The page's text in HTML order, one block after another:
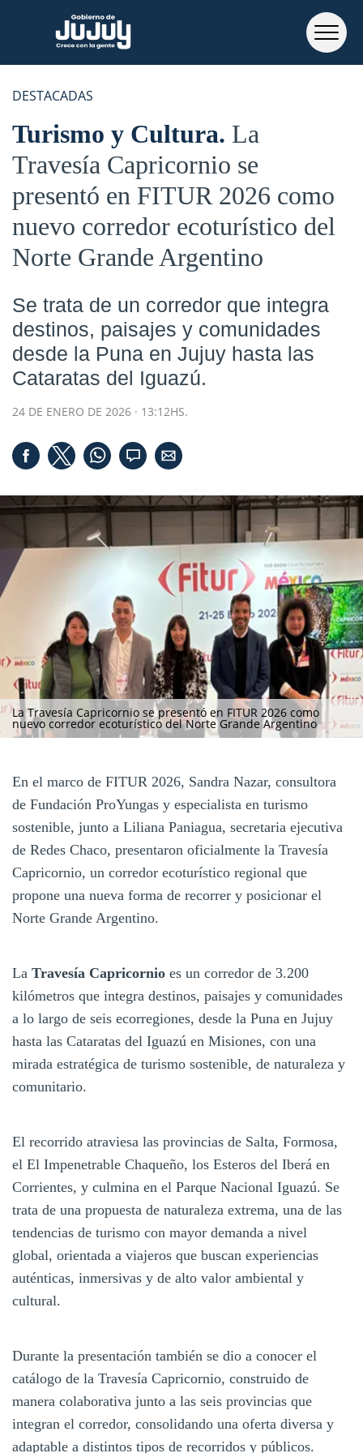
DESTACADAS
Turismo y Cultura La
Travesía Capricornio se
presentó en FITUR 2026 como
nuevo corredor ecoturístico del
Norte Grande Argentino
Se trata de un corredor que integra
destinos, paisajes y comunidades
desde la Puna en Jujuy hasta las
Cataratas del Iguazú.
24 DE ENERO DE 2026 · 13:12HS.
La Travesía Capricornio se presentó en FITUR 2026 como
nuevo corredor ecoturístico del Norte Grande Argentino
En el marco de FITUR 2026, Sandra Nazar, consultora
de Fundación ProYungas y especialista en turismo
sostenible, junto a Liliana Paniagua, secretaria ejecutiva
de Redes Chaco, presentaron oficialmente la Travesía
Capricornio, un corredor ecoturístico regional que
propone una nueva forma de recorrer y posicionar el
Norte Grande Argentino.
La Travesía Capricornio es un corredor de 3.200
kilómetros que integra destinos, paisajes y comunidades
a lo largo de seis ecorregiones, desde la Puna en Jujuy
hasta las Cataratas del Iguazú en Misiones, con una
mirada estratégica de turismo sostenible, de naturaleza y
comunitario.
El recorrido atraviesa las provincias de Salta, Formosa,
el El Impenetrable Chaqueño, los Esteros del Iberá en
Corrientes, y culmina en el Parque Nacional Iguazú. Se
trata de una propuesta de naturaleza extrema, una de las
tendencias de turismo con mayor demanda a nivel
global, orientada a viajeros que buscan experiencias
auténticas, inmersivas y de alto valor ambiental y
cultural.
Durante la presentación también se dio a conocer el
catálogo de la Travesía Capricornio, construido de
manera colaborativa junto a las seis provincias que
integran el corredor, consolidando una oferta diversa y
adaptable a distintos tipos de recorridos y públicos.